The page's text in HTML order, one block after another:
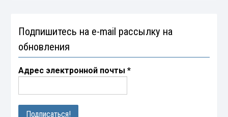
Подпишитесь на e-mail рассылку на
обновления
Адрес электронной почты*